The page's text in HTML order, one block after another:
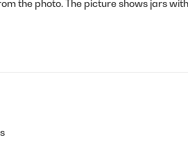
the photo. The picture shows jars